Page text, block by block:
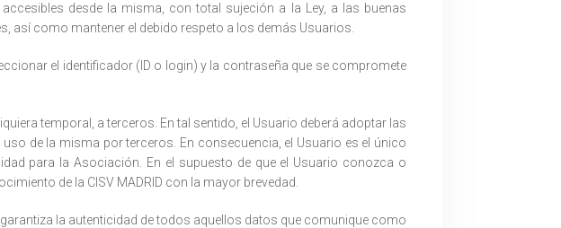
desde la misma, con total sujeción a la Ley, a las buenas
así como mantener el debido respeto a los demás Usuarios.
el identificador (ID o login) y la contraseña que se compromete
temporal, a terceros. En tal sentido, el Usuario deberá adoptar las
de la misma por terceros. En consecuencia, el Usuario es el único
para la Asociación. En el supuesto de que el Usuario conozca o
de la CISV MADRID con la mayor brevedad.
la autenticidad de todos aquellos datos que comunique como